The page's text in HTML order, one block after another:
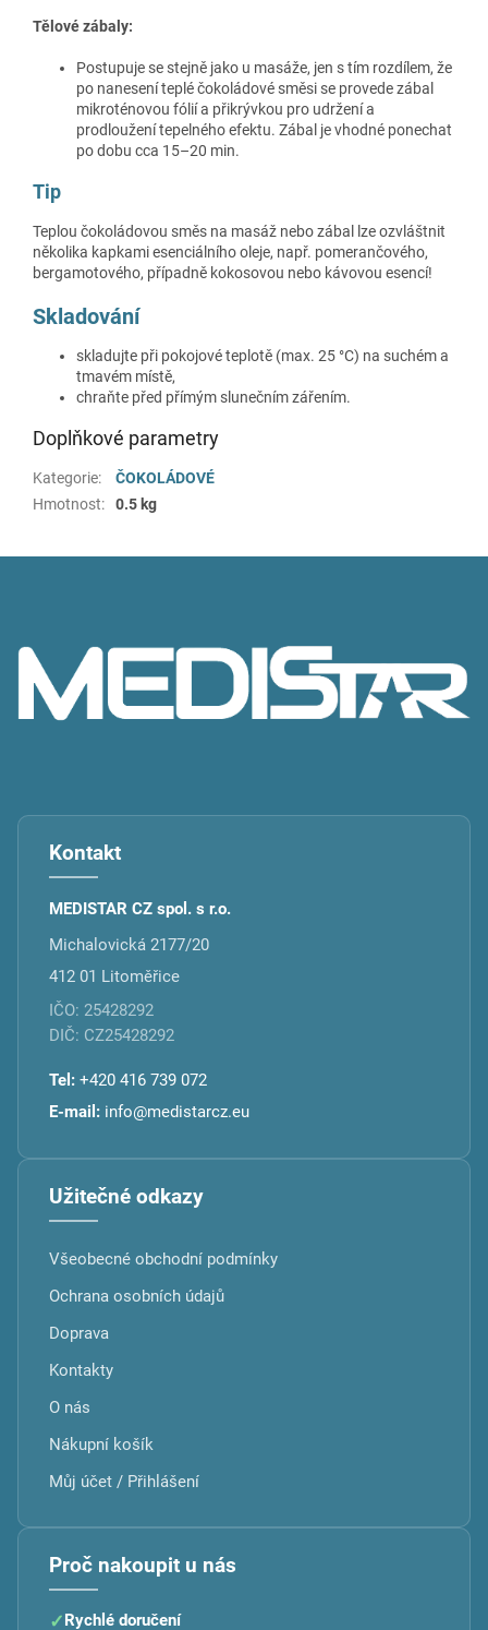
Tělové zábaly:
Postupuje se stejně jako u masáže, jen s tím rozdílem, že
po nanesení teplé čokoládové směsi se provede zábal
mikroténovou fólií a přikrývkou pro udržení a
prodloužení tepelného efektu. Zábal je vhodné ponechat
po dobu cca 15–20 min.
Tip
Teplou čokoládovou směs na masáž nebo zábal lze ozvláštnit
několika kapkami esenciálního oleje, např. pomerančového,
bergamotového, případně kokosovou nebo kávovou esencí!
Skladování
skladujte při pokojové teplotě (max. 25 °C) na suchém a
tmavém místě,
chraňte před přímým slunečním zářením.
Doplňkové parametry
Kategorie:
ČOKOLÁDOVÉ
Hmotnost: 0.5 kg
Kontakt
MEDISTAR CZ spol. s r.o.
Michalovická 2177/20
412 01 Litoměřice
IČO: 25428292
DIČ: CZ25428292
Tel: +420 416 739 072
E-mail: info@medistarcz.eu
Užitečné odkazy
Všeobecné obchodní podmínky
Ochrana osobních údajů
Doprava
Kontakty
O nás
Nákupní košík
Můj účet / Přihlášení
Proč nakoupit u nás
✓ Rychlé doručení